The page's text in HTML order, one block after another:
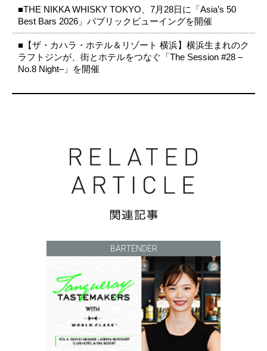
■THE NIKKA WHISKY TOKYO、7月28日に「Asia’s 50
Best Bars 2026」パブリックビューイングを開催
■【ザ・カハラ・ホテル＆リゾート 横浜】横浜生まれのク
ラフトジンが、街とホテルをつなぐ「The Session #28 –
No.8 Night–」を開催
BARTENDER